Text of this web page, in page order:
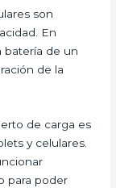
son
En
batería de un
de la
de carga es
y celulares.
para poder